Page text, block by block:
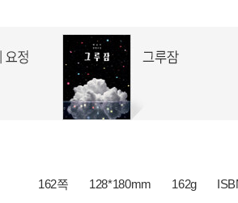
162쪽 128*180mm 162g